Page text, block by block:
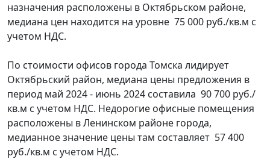
назначения расположены в Октябрьском районе,
медиана цен находится на уровне 75 000 руб./кв.м с
учетом НДС.
По стоимости офисов города Томска лидирует
Октябрьский район, медиана цены предложения в
период май 2024 - июнь 2024 составила 90 700 руб./
кв.м с учетом НДС. Недорогие офисные помещения
расположены в Ленинском районе города,
медианное значение цены там составляет 57 400
руб./кв.м с учетом НДС.